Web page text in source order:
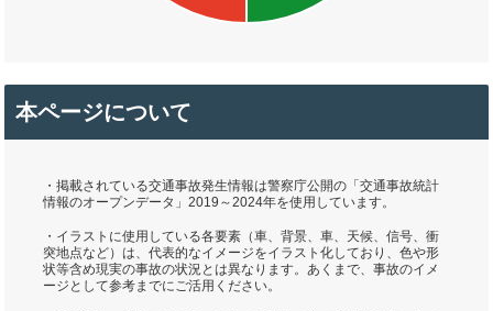
本ページについて
・掲載されている交通事故発生情報は警察庁公開の「交通事故統計
情報のオープンデータ」2019～2024年を使用しています。
・イラストに使用している各要素（車、背景、車、天候、信号、衝
突地点など）は、代表的なイメージをイラスト化しており、色や形
状等含め現実の事故の状況とは異なります。あくまで、事故のイメ
ージとして参考までにご活用ください。